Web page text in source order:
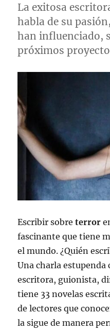
La exitosa
habla de su
han influenciado,
próximos
Escribir sobreterror
fascinante que tiene
el mundo. ¿Quién
Una charla estupenda
escritora, guionista,
tiene 33 novelas
de lectores que
la sigue de manera